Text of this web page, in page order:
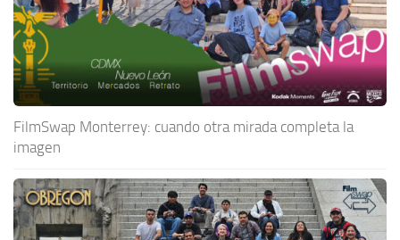
FilmSwap Monterrey: cuando otra mirada completa la
imagen